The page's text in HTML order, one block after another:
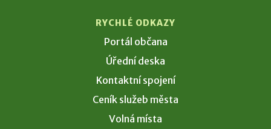
RYCHLÉ ODKAZY
Portál občana
Úřední deska
Kontaktní spojení
Ceník služeb města
Volná místa